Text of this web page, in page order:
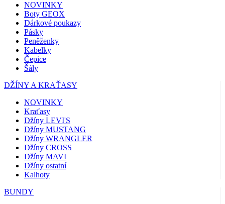
NOVINKY
Boty GEOX
Dárkové poukazy
Pásky
Peněženky
Kabelky
Čepice
Šály
DŽÍNY A KRAŤASY
NOVINKY
Kraťasy
Džíny LEVI'S
Džíny MUSTANG
Džíny WRANGLER
Džíny CROSS
Džíny MAVI
Džíny ostatní
Kalhoty
BUNDY